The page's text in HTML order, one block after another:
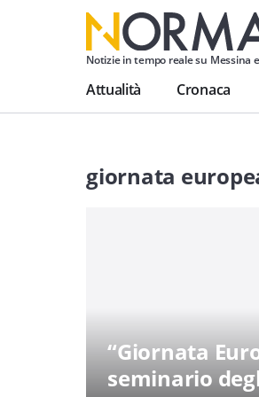
Notizie in tempo reale su Messina
Attualità Cronaca
giornata
“Giornata
seminario